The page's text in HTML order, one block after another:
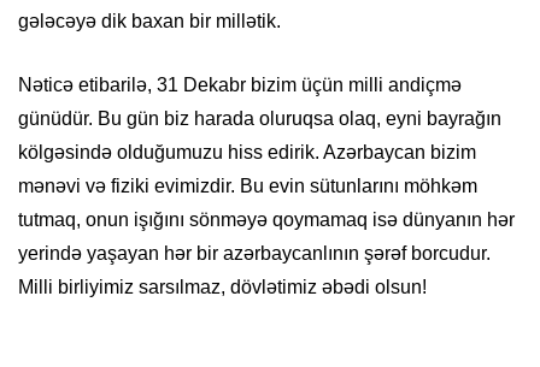
gələcəyə dik baxan bir millətik.
Nəticə etibarilə, 31 Dekabr bizim üçün milli andiçmə
günüdür. Bu gün biz harada oluruqsa olaq, eyni bayrağın
kölgəsində olduğumuzu hiss edirik. Azərbaycan bizim
mənəvi və fiziki evimizdir. Bu evin sütunlarını möhkəm
tutmaq, onun işığını sönməyə qoymamaq isə dünyanın hər
yerində yaşayan hər bir azərbaycanlının şərəf borcudur.
Milli birliyimiz sarsılmaz, dövlətimiz əbədi olsun!